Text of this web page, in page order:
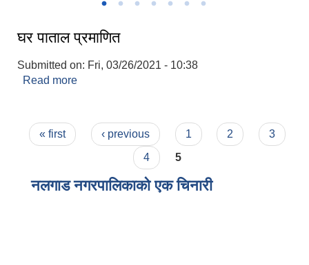
घर पाताल प्रमाणित
Submitted on: Fri, 03/26/2021 - 10:38
Read more
Pages
« first ‹ previous 1 2
3
4
5
नलगाड नगरपालिकाको एक चिनारी